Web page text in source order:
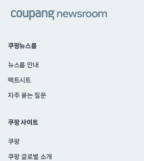
쿠팡뉴스룸
뉴스룸 안내
팩트시트
자주 묻는 질문
쿠팡 사이트
쿠팡
쿠팡 글로벌 소개